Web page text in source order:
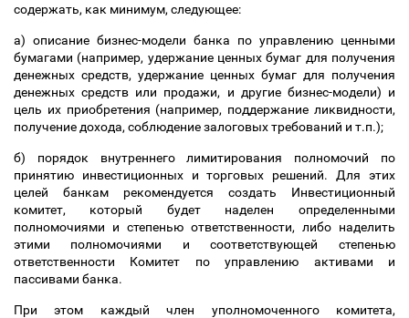
содержать, как минимум, следующее:
а) описание бизнес-модели банка по управлению ценными
бумагами (например, удержание ценных бумаг для получения
денежных средств, удержание ценных бумаг для получения
денежных средств или продажи, и другие бизнес-модели) и
цель их приобретения (например, поддержание ликвидности,
получение дохода, соблюдение залоговых требований и т.п.);
б) порядок внутреннего лимитирования полномочий по
принятию инвестиционных и торговых решений. Для этих
целей банкам рекомендуется создать Инвестиционный
комитет, который будет наделен определенными
полномочиями и степенью ответственности, либо наделить
этими полномочиями и соответствующей степенью
ответственности Комитет по управлению активами и
пассивами банка.
При этом каждый член уполномоченного комитета,